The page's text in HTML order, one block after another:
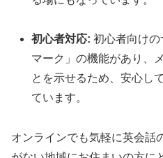
初心者対応: 初心者向け
マーク」の機能があり、
とを示せるため、安心し
ています。
オンラインでも気軽に英会話